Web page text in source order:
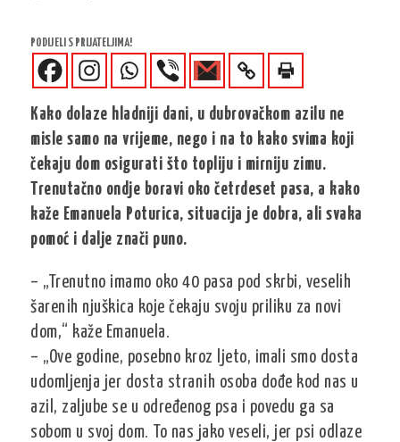
PODIJELI S PRIJATELJIMA!
Kako dolaze hladniji dani, u dubrovačkom azilu ne
misle samo na vrijeme, nego i na to kako svima koji
čekaju dom osigurati što topliju i mirniju zimu.
Trenutačno ondje boravi oko četrdeset pasa, a kako
kaže Emanuela Poturica, situacija je dobra, ali svaka
pomoć i dalje znači puno.
– „Trenutno imamo oko 40 pasa pod skrbi, veselih
šarenih njuškica koje čekaju svoju priliku za novi
dom,“ kaže Emanuela.
– „Ove godine, posebno kroz ljeto, imali smo dosta
udomljenja jer dosta stranih osoba dođe kod nas u
azil, zaljube se u određenog psa i povedu ga sa
sobom u svoj dom. To nas jako veseli, jer psi odlaze